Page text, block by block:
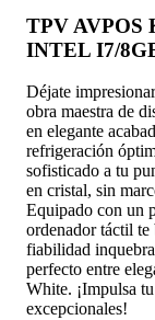
TPV AVPOS
INTEL I7/
Déjate
obra maestra de
en elegante
refrigeración
sofisticado a tu
en cristal, sin
Equipado con un
ordenador táctil
fiabilidad
perfecto entre
White. ¡Impulsa
excepcionales!